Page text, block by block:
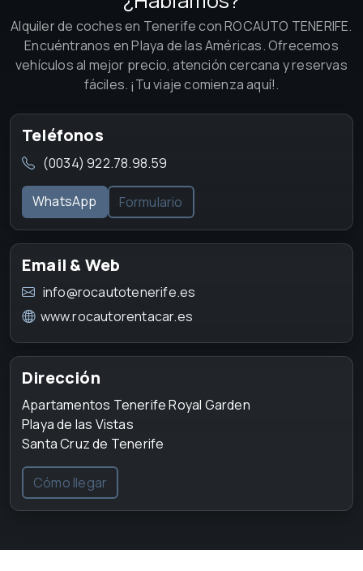
Alquiler de coches en Tenerife con ROCAUTO TENERIFE.
Encuéntranos en Playa de las Américas. Ofrecemos
vehículos al mejor precio, atención cercana y reservas
fáciles. ¡Tu viaje comienza aquí!.
Teléfonos
(0034) 922.78.98.59
WhatsApp Formulario
Email & Web
info@rocautotenerife.es
www.rocautorentacar.es
Dirección
Apartamentos Tenerife Royal Garden
Playa de las Vistas
Santa Cruz de Tenerife
Cómo llegar